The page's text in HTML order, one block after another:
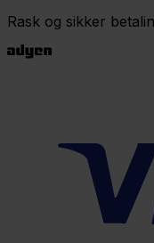
Rask og sikker